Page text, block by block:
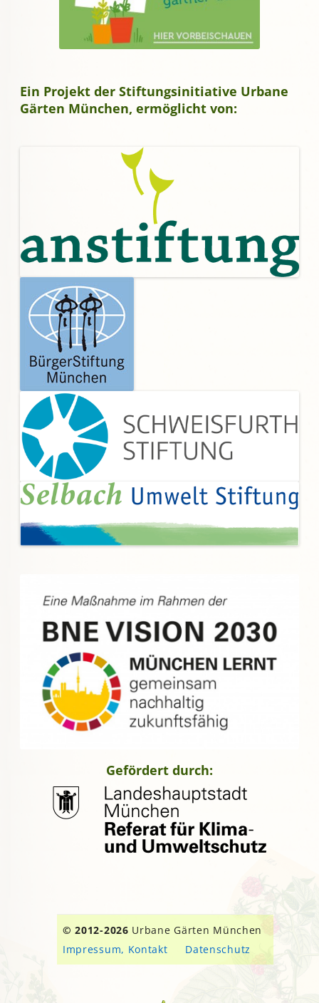
Ein Projekt der Stiftungsinitiative Urbane
Gärten München, ermöglicht von:
Gefördert durch:
© 2012-2026 Urbane Gärten München
Impressum, Kontakt
Datenschutz